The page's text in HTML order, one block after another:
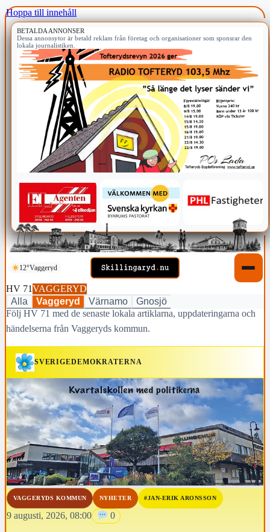
Hoppa till innehåll
BETALDA ANNONSER
Dessa annonsytor är betald reklam från företag och organisationer som sponsrar den
lokala journalistiken.
12°Vaggeryd
HV 71VAGGERYD
Alla
Vaggeryd Värnamo
Gnosjö
Följ HV 71 med de senaste lokala artiklarna, uppdateringarna och
händelserna från Vaggeryds kommun.
SVERIGEDEMOKRATERNA
VAGGERYDS KOMMUN NYHETER #JAN-ERIK ARONSSON
9 augusti, 2026, 08:00 0